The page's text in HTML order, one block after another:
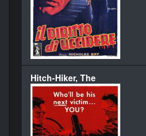
Hitch-Hiker, The